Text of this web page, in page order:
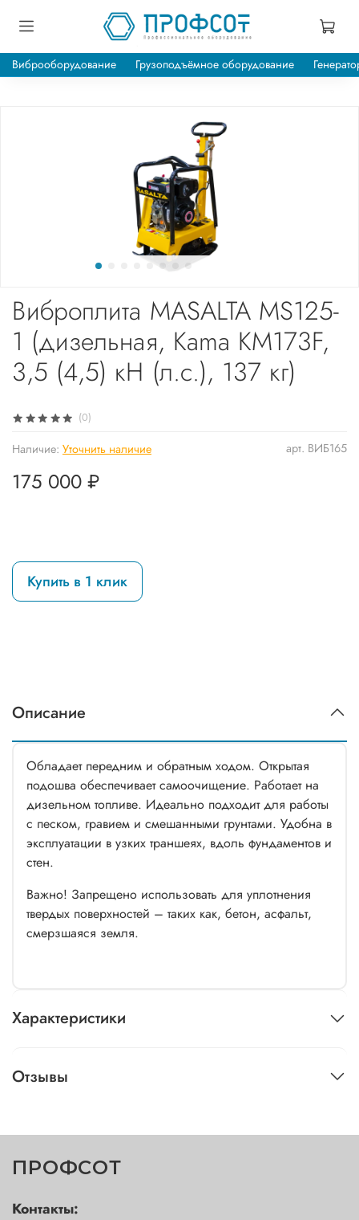
Виброоборудование Грузоподъёмное оборудование
(0)
арт. ВИБ165
Наличие: Уточнить наличие
Виброплита MASALTA MS125-
1 (дизельная, Kama KM173F,
3,5 (4,5) кН (л.с.), 137 кг)
175 000 ₽
Купить в 1 клик
Описание
Обладает передним и обратным ходом. Открытая
подошва обеспечивает самоочищение. Работает на
дизельном топливе. Идеально подходит для работы
с песком, гравием и смешанными грунтами. Удобна в
эксплуатации в узких траншеях, вдоль фундаментов и
стен.
Важно! Запрещено использовать для уплотнения
твердых поверхностей – таких как, бетон, асфальт,
смерзшаяся земля.
Характеристики
Отзывы
ПРОФСОТ
Контакты: